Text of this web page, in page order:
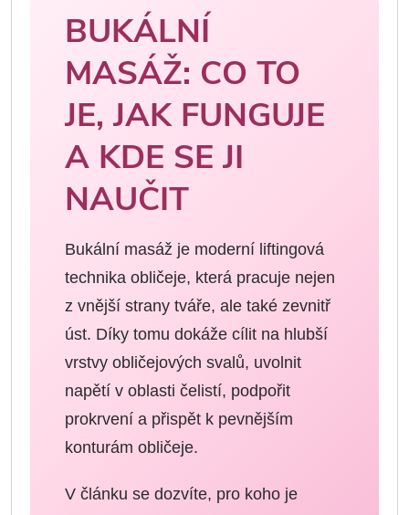
BUKÁLNÍ
MASÁŽ: CO TO
JE, JAK FUNGUJE
A KDE SE JI
NAUČIT
Bukální masáž je moderní liftingová
technika obličeje, která pracuje nejen
z vnější strany tváře, ale také zevnitř
úst. Díky tomu dokáže cílit na hlubší
vrstvy obličejových svalů, uvolnit
napětí v oblasti čelistí, podpořit
prokrvení a přispět k pevnějším
konturám obličeje.
V článku se dozvíte, pro koho je